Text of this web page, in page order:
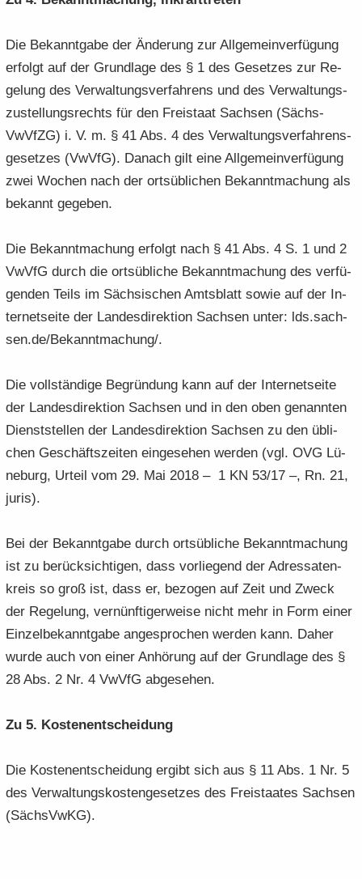
Die Be­kannt­ga­be der Än­de­rung zur All­ge­mein­ver­fü­gung
er­folgt auf der Grund­la­ge des § 1 des Ge­set­zes zur Re­
ge­lung des Ver­wal­tungs­ver­fah­rens und des Ver­wal­tungs­
zu­stel­lungs­rechts für den Frei­staat Sach­sen (Sächs­
VwVfZG) i. V. m. § 41 Abs. 4 des Ver­wal­tungs­ver­fah­rens­
ge­set­zes (VwVfG). Da­nach gilt eine All­ge­mein­ver­fü­gung
zwei Wo­chen nach der orts­üb­li­chen Be­kannt­ma­chung als
be­kannt ge­ge­ben.
Die Be­kannt­ma­chung er­folgt nach § 41 Abs. 4 S. 1 und 2
VwVfG durch die orts­üb­li­che Be­kannt­ma­chung des ver­fü­
gen­den Teils im Säch­si­schen Amts­blatt sowie auf der In­
ter­net­sei­te der Lan­des­di­rek­ti­on Sach­sen unter: lds.sach­
sen.de/Be­kannt­ma­chung/.
Die voll­stän­di­ge Be­grün­dung kann auf der In­ter­net­sei­te
der Lan­des­di­rek­ti­on Sach­sen und in den oben ge­nann­ten
Dienst­stel­len der Lan­des­di­rek­ti­on Sach­sen zu den üb­li­
chen Ge­schäfts­zei­ten ein­ge­se­hen wer­den (vgl. OVG Lü­
ne­burg, Ur­teil vom 29. Mai 2018 – 1 KN 53/17 –, Rn. 21,
juris).
Bei der Be­kannt­ga­be durch orts­üb­li­che Be­kannt­ma­chung
ist zu be­rück­sich­ti­gen, dass vor­lie­gend der Adres­sa­ten­
kreis so groß ist, dass er, be­zo­gen auf Zeit und Zweck
der Re­ge­lung, ver­nünf­ti­ger­wei­se nicht mehr in Form einer
Ein­zel­be­kannt­ga­be an­ge­spro­chen wer­den kann. Daher
wurde auch von einer An­hö­rung auf der Grund­la­ge des §
28 Abs. 2 Nr. 4 VwVfG ab­ge­se­hen.
Zu 5. Kos­ten­ent­schei­dung
Die Kos­ten­ent­schei­dung er­gibt sich aus § 11 Abs. 1 Nr. 5
des Ver­wal­tungs­kos­ten­ge­set­zes des Frei­staa­tes Sach­sen
(Sächs­VwKG).